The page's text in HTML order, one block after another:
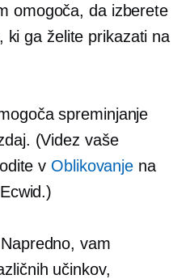
omogoča, da izberete
ki ga želite prikazati na
spreminjanje
(Videz vaše
v Oblikovanje na
vam
učinkov,